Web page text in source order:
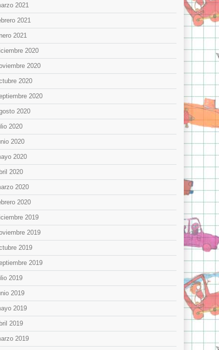
2021
2021
2021
2020
2020
2020
2020
2020
2020
2020
2020
2020
2020
2020
2019
2019
2019
2019
2019
2019
2019
2019
2019